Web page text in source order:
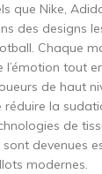
que Nike,
des designs
Chaque
l’émotion tout
de haut
la
de
devenues
modernes.